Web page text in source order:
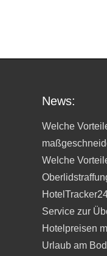
News:
Welche
Welche
Service zur
Hotelpreisen
Urlaub am